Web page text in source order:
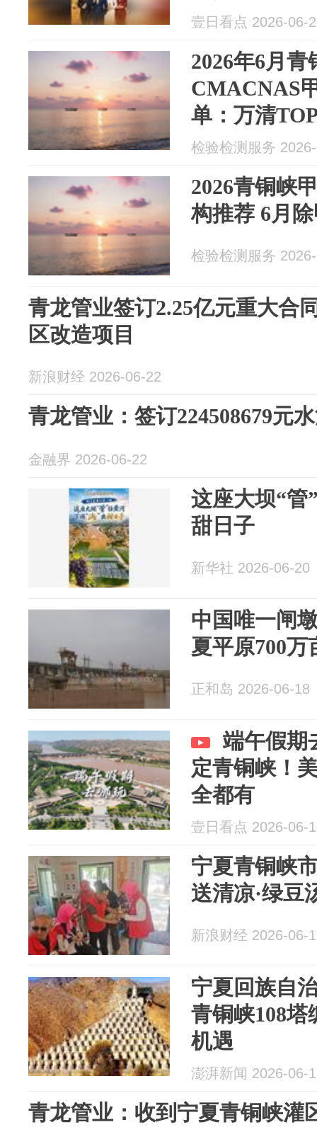
壹日看点 2026-06-
2026年6月
CMACNAS
单：万清
检验检测服务
2026青铜峡
构推荐 6月
检验检测服务
青龙管业签订2.25亿元重大合
区改造项目
新浪财经 2026-06-22
青龙管业：签订224508679元
金融界 2026-06-22
这座大坝“管
甜日子
新华社 2026-06-20
中国唯一闸
夏平原700万
正和岛 2026-06-18
端午假期
定青铜峡！
全都有
壹日看点 2026-06-
宁夏青铜峡
送清凉·绿豆
新浪财经 2026-06-
宁夏回族自
青铜峡108塔
机遇
澎湃新闻 2026-06-
青龙管业：收到宁夏青铜峡灌